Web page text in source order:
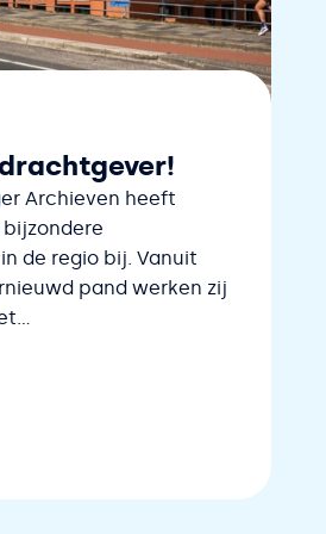
Archieven heeft
de regio bij. Vanuit
pand werken zij
Nieuwe opdrachtgever!